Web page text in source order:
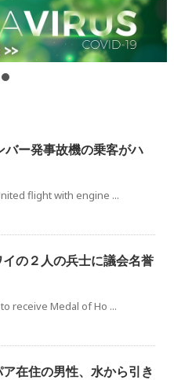
バー発事故機の乗客がハ
flight with engine ...
イの２人の兵士に議会名誉
receive Medal of Ho ...
ア在住の男性、水から引き